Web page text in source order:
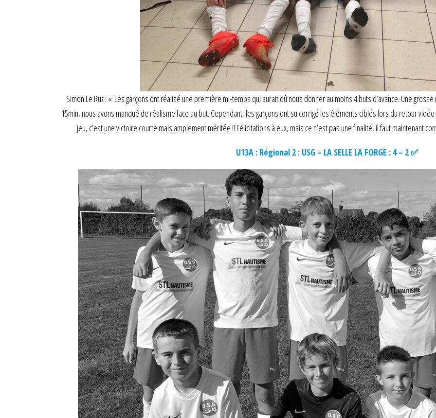
Simon Le Ruz : « Les garçons ont réalisé une première mi-temps qui aurait dû nous donner au moins 4 buts d’avance. Une
15min, nous avons manqué de réalisme face au but. Cependant, les garçons ont su corrigé les éléments ciblés lors du retour
jeu, c’est une victoire courte mais amplement méritée !! Félicitations à eux, mais ce n’est pas une finalité, il faut maintenant
U13A : Régional 2 : USG – LA SELLE LA FORGE : 4 – 2 ✅